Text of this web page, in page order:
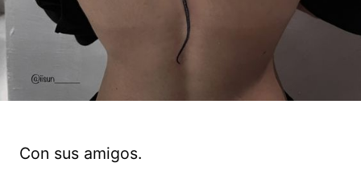
Con sus amigos.